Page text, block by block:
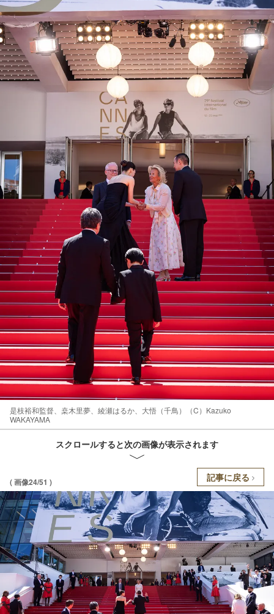
是枝裕和監督、桒木里夢、綾瀬はるか、大悟（千鳥）（C）Kazuko
WAKAYAMA
スクロールすると次の画像が表示されます
( 画像24/51 ) 記事に戻る